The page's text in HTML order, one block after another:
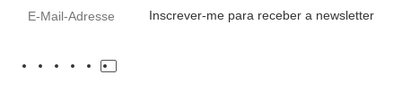
Inscrever-me para receber a newsletter